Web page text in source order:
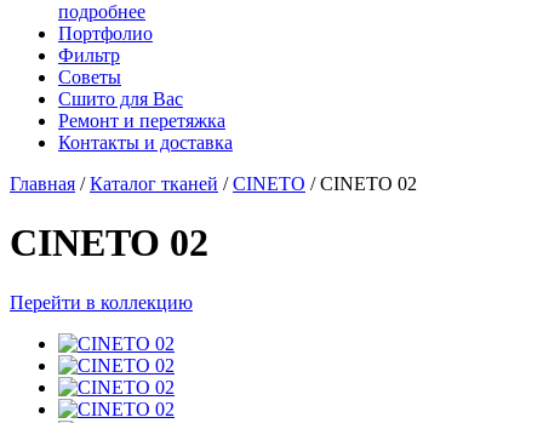
подробнее
Портфолио
Фильтр
Советы
Сшито для Вас
Ремонт и перетяжка
Контакты и доставка
Главная / Каталог тканей / CINETO / CINETO 02
CINETO 02
Перейти в коллекцию